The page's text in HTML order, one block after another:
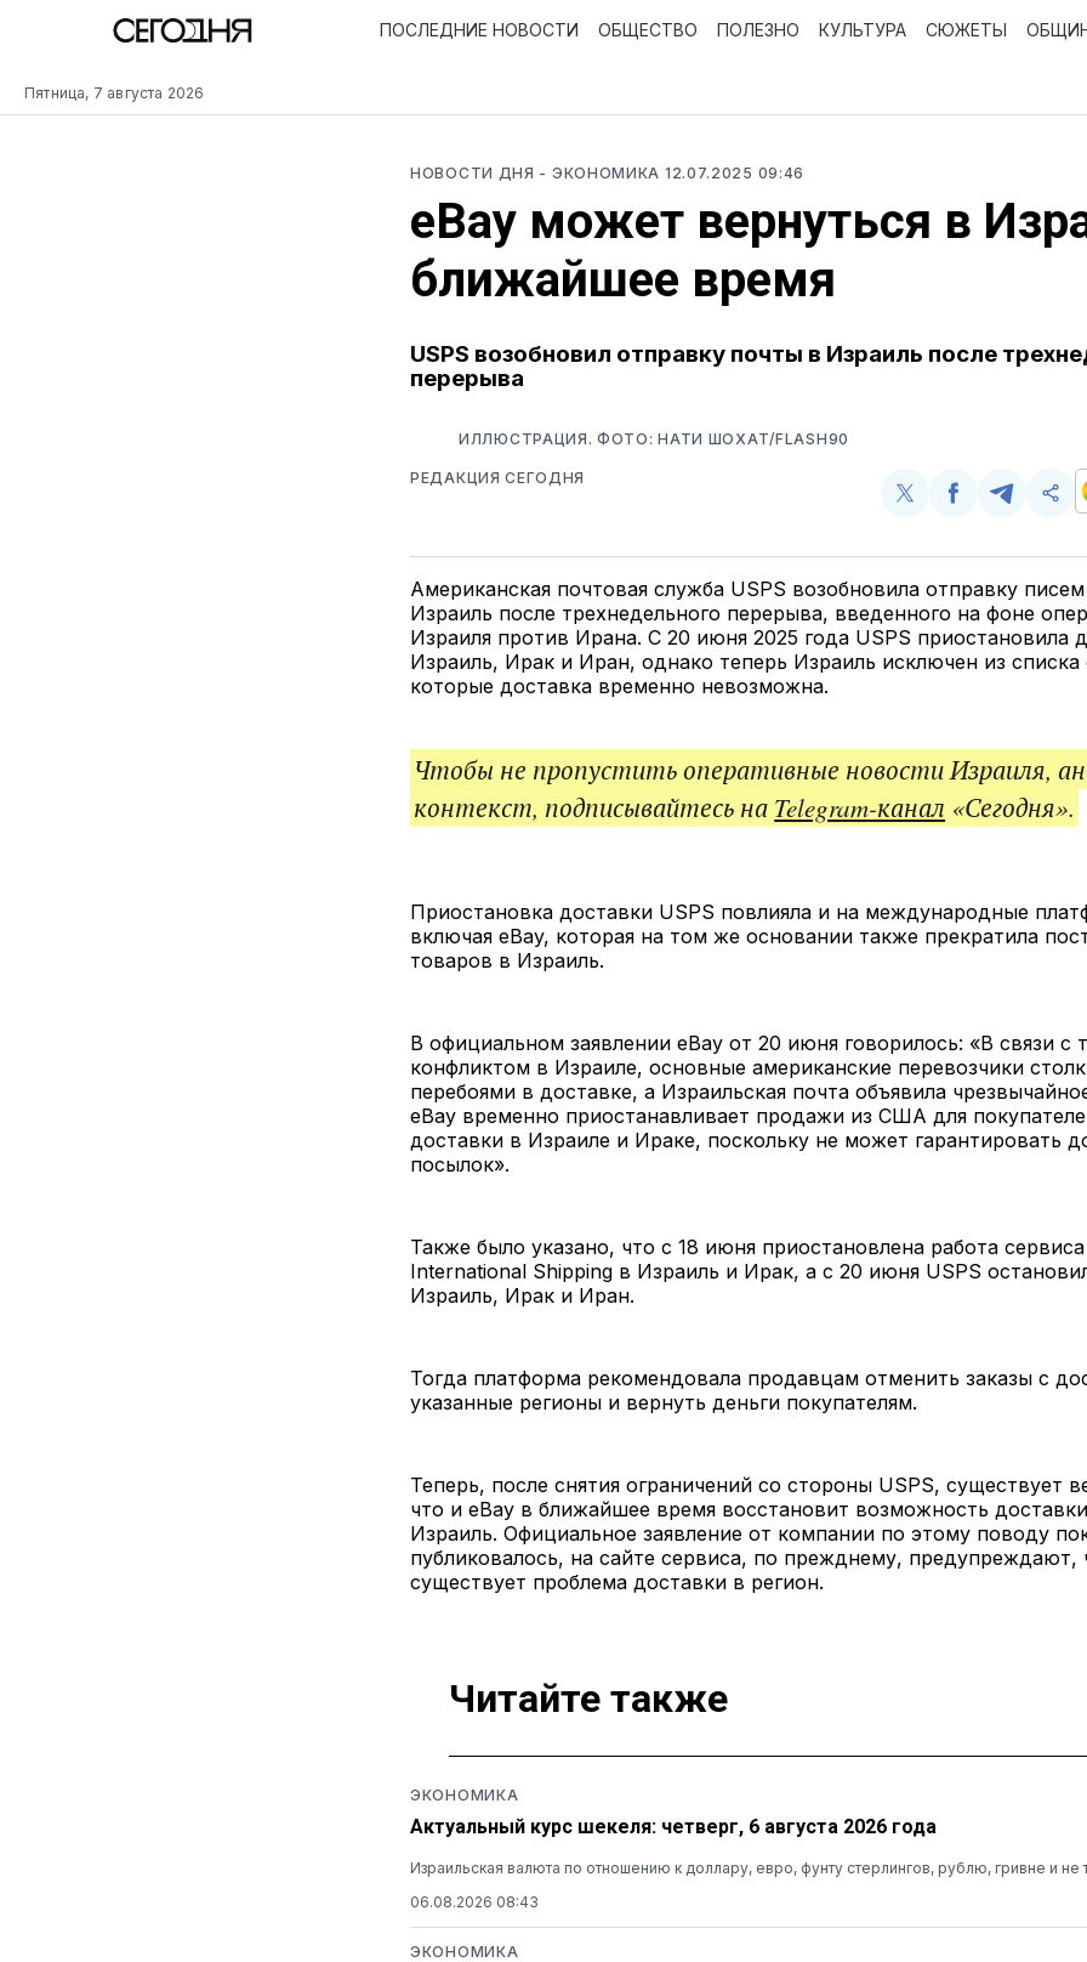
Пятница, 7 августа 2026
ПОСЛЕДНИЕ НОВОСТИ ОБЩЕСТВО ПОЛЕЗНО КУЛЬТУРА СЮЖЕТЫ
НОВОСТИ ДНЯ - ЭКОНОМИКА 12.07.2025 09:46
eBay может вернуться в
ближайшее время
USPS возобновил отправку почты в Израиль после
перерыва
ИЛЛЮСТРАЦИЯ. ФОТО: НАТИ ШОХАТ/FLASH90
РЕДАКЦИЯ СЕГОДНЯ
Поделиться
Twitter
Поделиться
FacebookTelegram
Американская почтовая служба USPS возобновила отправку
Израиль после трехнедельного перерыва, введенного на фоне
Израиля против Ирана. С 20 июня 2025 года USPS приостановила
Израиль, Ирак и Иран, однако теперь Израиль исключен из списка
которые доставка временно невозможна.
Чтобы не пропустить оперативные новости Израиля,
контекст, подписывайтесь на Telegram-канал «Сегодня».
Приостановка доставки USPS повлияла и на международные
включая eBay, которая на том же основании также прекратила
товаров в Израиль.
В официальном заявлении eBay от 20 июня говорилось: «В связи с
конфликтом в Израиле, основные американские перевозчики
перебоями в доставке, а Израильская почта объявила
eBay временно приостанавливает продажи из США для
доставки в Израиле и Ираке, поскольку не может гарантировать
посылок».
Также было указано, что c 18 июня приостановлена работа
International Shipping в Израиль и Ирак, а с 20 июня USPS
Израиль, Ирак и Иран.
Тогда платформа рекомендовала продавцам отменить заказы с
указанные регионы и вернуть деньги покупателям.
Теперь, после снятия ограничений со стороны USPS, существует
что и eBay в ближайшее время восстановит возможность
Израиль. Официальное заявление от компании по этому поводу
публиковалось, на сайте сервиса, по прежднему, предупреждают,
существует проблема доставки в регион.
Читайте также
ЭКОНОМИКА
Актуальный курс шекеля: четверг, 6 августа 2026 года
Израильская валюта по отношению к доллару, евро, фунту стерлингов, рублю, гривне и не
06.08.2026 08:43
ЭКОНОМИКА